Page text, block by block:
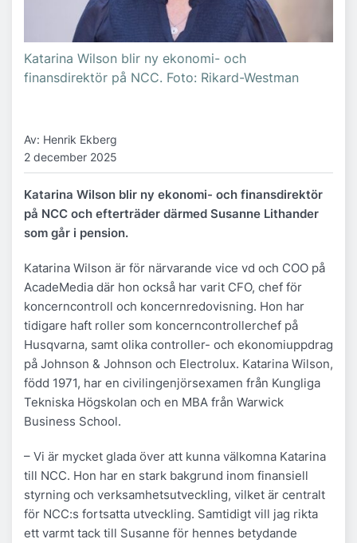
Katarina Wilson blir ny ekonomi- och
finansdirektör på NCC. Foto: Rikard-Westman
Av: Henrik Ekberg
2 december 2025
Katarina Wilson blir ny ekonomi- och finansdirektör
på NCC och efterträder därmed Susanne Lithander
som går i pension.
Katarina Wilson är för närvarande vice vd och COO på
AcadeMedia där hon också har varit CFO, chef för
koncerncontroll och koncernredovisning. Hon har
tidigare haft roller som koncerncontrollerchef på
Husqvarna, samt olika controller- och ekonomiuppdrag
på Johnson & Johnson och Electrolux. Katarina Wilson,
född 1971, har en civilingenjörsexamen från Kungliga
Tekniska Högskolan och en MBA från Warwick
Business School.
– Vi är mycket glada över att kunna välkomna Katarina
till NCC. Hon har en stark bakgrund inom finansiell
styrning och verksamhetsutveckling, vilket är centralt
för NCC:s fortsatta utveckling. Samtidigt vill jag rikta
ett varmt tack till Susanne för hennes betydande